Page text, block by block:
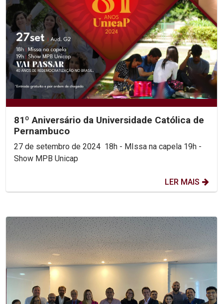
81º Aniversário da Universidade Católica de
Pernambuco
27 de setembro de 2024 18h - MIssa na capela 19h -
Show MPB Unicap
LER MAIS